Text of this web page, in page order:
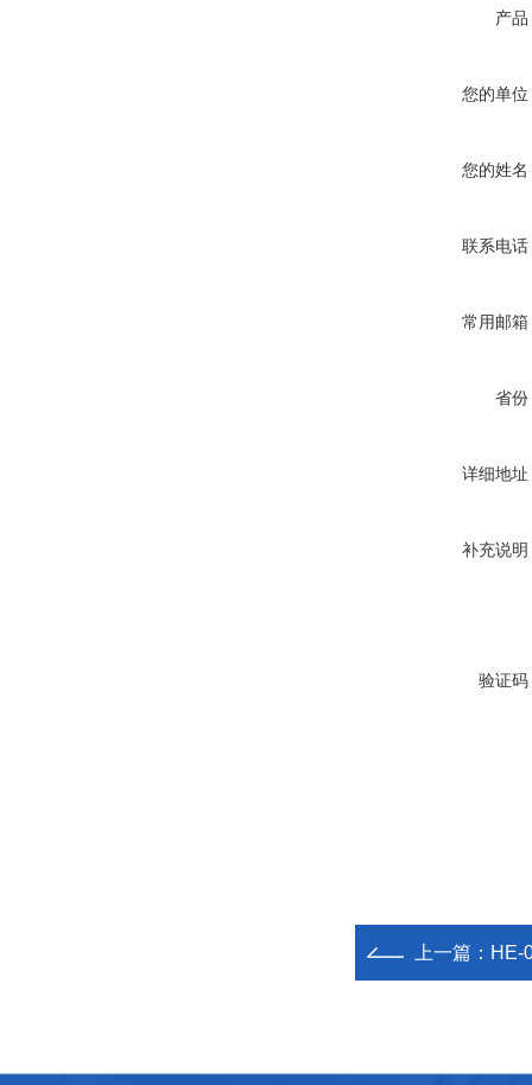
产品
您的单位
您的姓名
联系电话
常用邮箱
省份
详细地址
补充说明
验证码
上一篇： HE-